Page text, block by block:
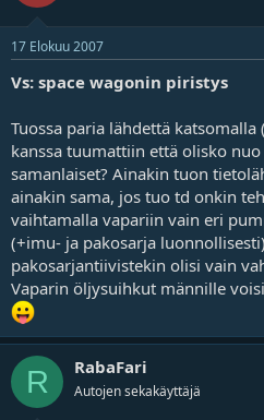
17 Elokuu 2007
Vs: space wagonin piristys
Tuossa paria lähdettä katsomalla (
kanssa tuumattiin että olisko
samanlaiset? Ainakin tuon
ainakin sama, jos tuo td onkin
vaihtamalla vapariin vain eri
(+imu- ja pakosarja
pakosarjantiivistekin olisi vain
Vaparin öljysuihkut männille
R RabaFari
Autojen sekakäyttäjä